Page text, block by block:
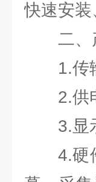
快速安
二、
1.传输
2.供电
3.显示
4.硬件